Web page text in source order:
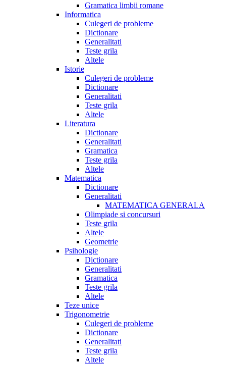
Gramatica limbii romane
Informatica
Culegeri de probleme
Dictionare
Generalitati
Teste grila
Altele
Istorie
Culegeri de probleme
Dictionare
Generalitati
Teste grila
Altele
Literatura
Dictionare
Generalitati
Gramatica
Teste grila
Altele
Matematica
Dictionare
Generalitati
MATEMATICA GENERALA
Olimpiade si concursuri
Teste grila
Altele
Geometrie
Psihologie
Dictionare
Generalitati
Gramatica
Teste grila
Altele
Teze unice
Trigonometrie
Culegeri de probleme
Dictionare
Generalitati
Teste grila
Altele